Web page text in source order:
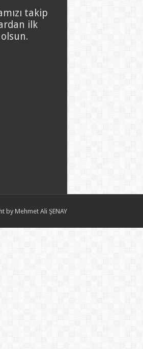
takip
ilk
by Mehmet Ali ŞENAY